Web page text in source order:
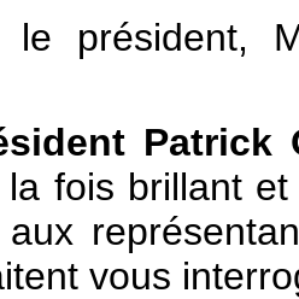
le président,
Patrick
fois brillant
vous